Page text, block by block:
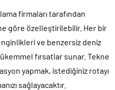
firmaları tarafından
göre özelleştirilebilir. Her bir
ve benzersiz deniz
fırsatlar sunar. Tekne
yapmak, istediğiniz rotayı
sağlayacaktır.